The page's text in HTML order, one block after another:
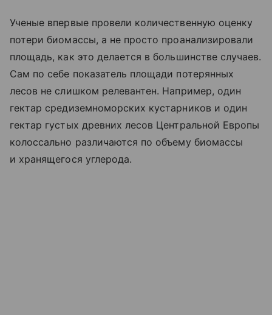
Ученые впервые провели количественную оценку
потери биомассы, а не просто проанализировали
площадь, как это делается в большинстве случаев.
Сам по себе показатель площади потерянных
лесов не слишком релевантен. Например, один
гектар средиземноморских кустарников и один
гектар густых древних лесов Центральной Европы
колоссально различаются по объему биомассы
и хранящегося углерода.